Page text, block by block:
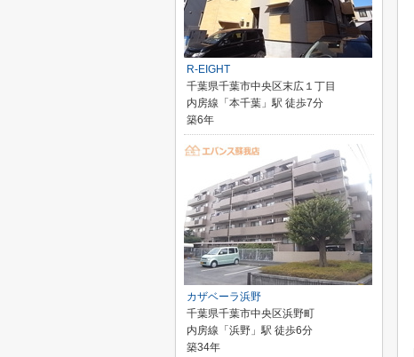
R-EIGHT
千葉県千葉市中央区末広１丁目
内房線「本千葉」駅 徒歩7分
築6年
カザベーラ浜野
千葉県千葉市中央区浜野町
内房線「浜野」駅 徒歩6分
築34年